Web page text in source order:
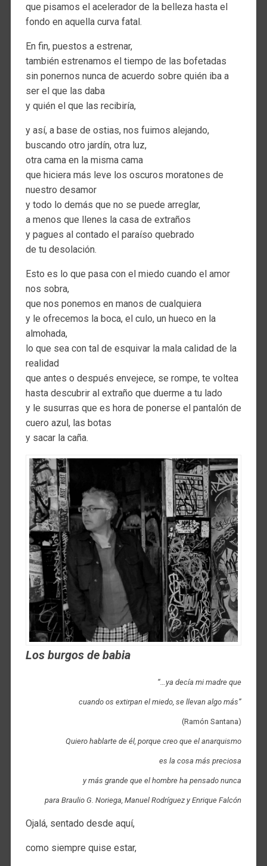
que pisamos el acelerador de la belleza hasta el
fondo en aquella curva fatal.
En fin, puestos a estrenar,
también estrenamos el tiempo de las bofetadas
sin ponernos nunca de acuerdo sobre quién iba a
ser el que las daba
y quién el que las recibiría,
y así, a base de ostias, nos fuimos alejando,
buscando otro jardín, otra luz,
otra cama en la misma cama
que hiciera más leve los oscuros moratones de
nuestro desamor
y todo lo demás que no se puede arreglar,
a menos que llenes la casa de extraños
y pagues al contado el paraíso quebrado
de tu desolación.
Esto es lo que pasa con el miedo cuando el amor
nos sobra,
que nos ponemos en manos de cualquiera
y le ofrecemos la boca, el culo, un hueco en la
almohada,
lo que sea con tal de esquivar la mala calidad de la
realidad
que antes o después envejece, se rompe, te voltea
hasta descubrir al extraño que duerme a tu lado
y le susurras que es hora de ponerse el pantalón de
cuero azul, las botas
y sacar la caña.
Los burgos de babia
“…ya decía mi madre que
cuando os extirpan el miedo, se llevan algo más”
(Ramón Santana)
Quiero hablarte de él, porque creo que el anarquismo
es la cosa más preciosa
y más grande que el hombre ha pensado nunca
para Braulio G. Noriega, Manuel Rodríguez y Enrique Falcón
Ojalá, sentado desde aquí,
como siempre quise estar,